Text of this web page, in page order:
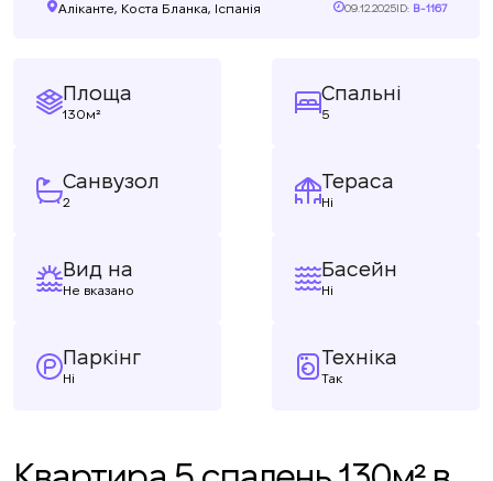
Аліканте, Коста Бланка, Іспанія 09.12.2025ID: B-1167
Площа
130м²
Спальні
5
Санвузол
2
Тераса
Ні
Вид на
Не вказано
Басейн
Ні
Паркінг
Ні
Техніка
Так